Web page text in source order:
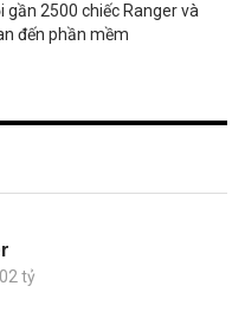
gần 2500 chiếc Ranger và
đến phần mềm
tỷ